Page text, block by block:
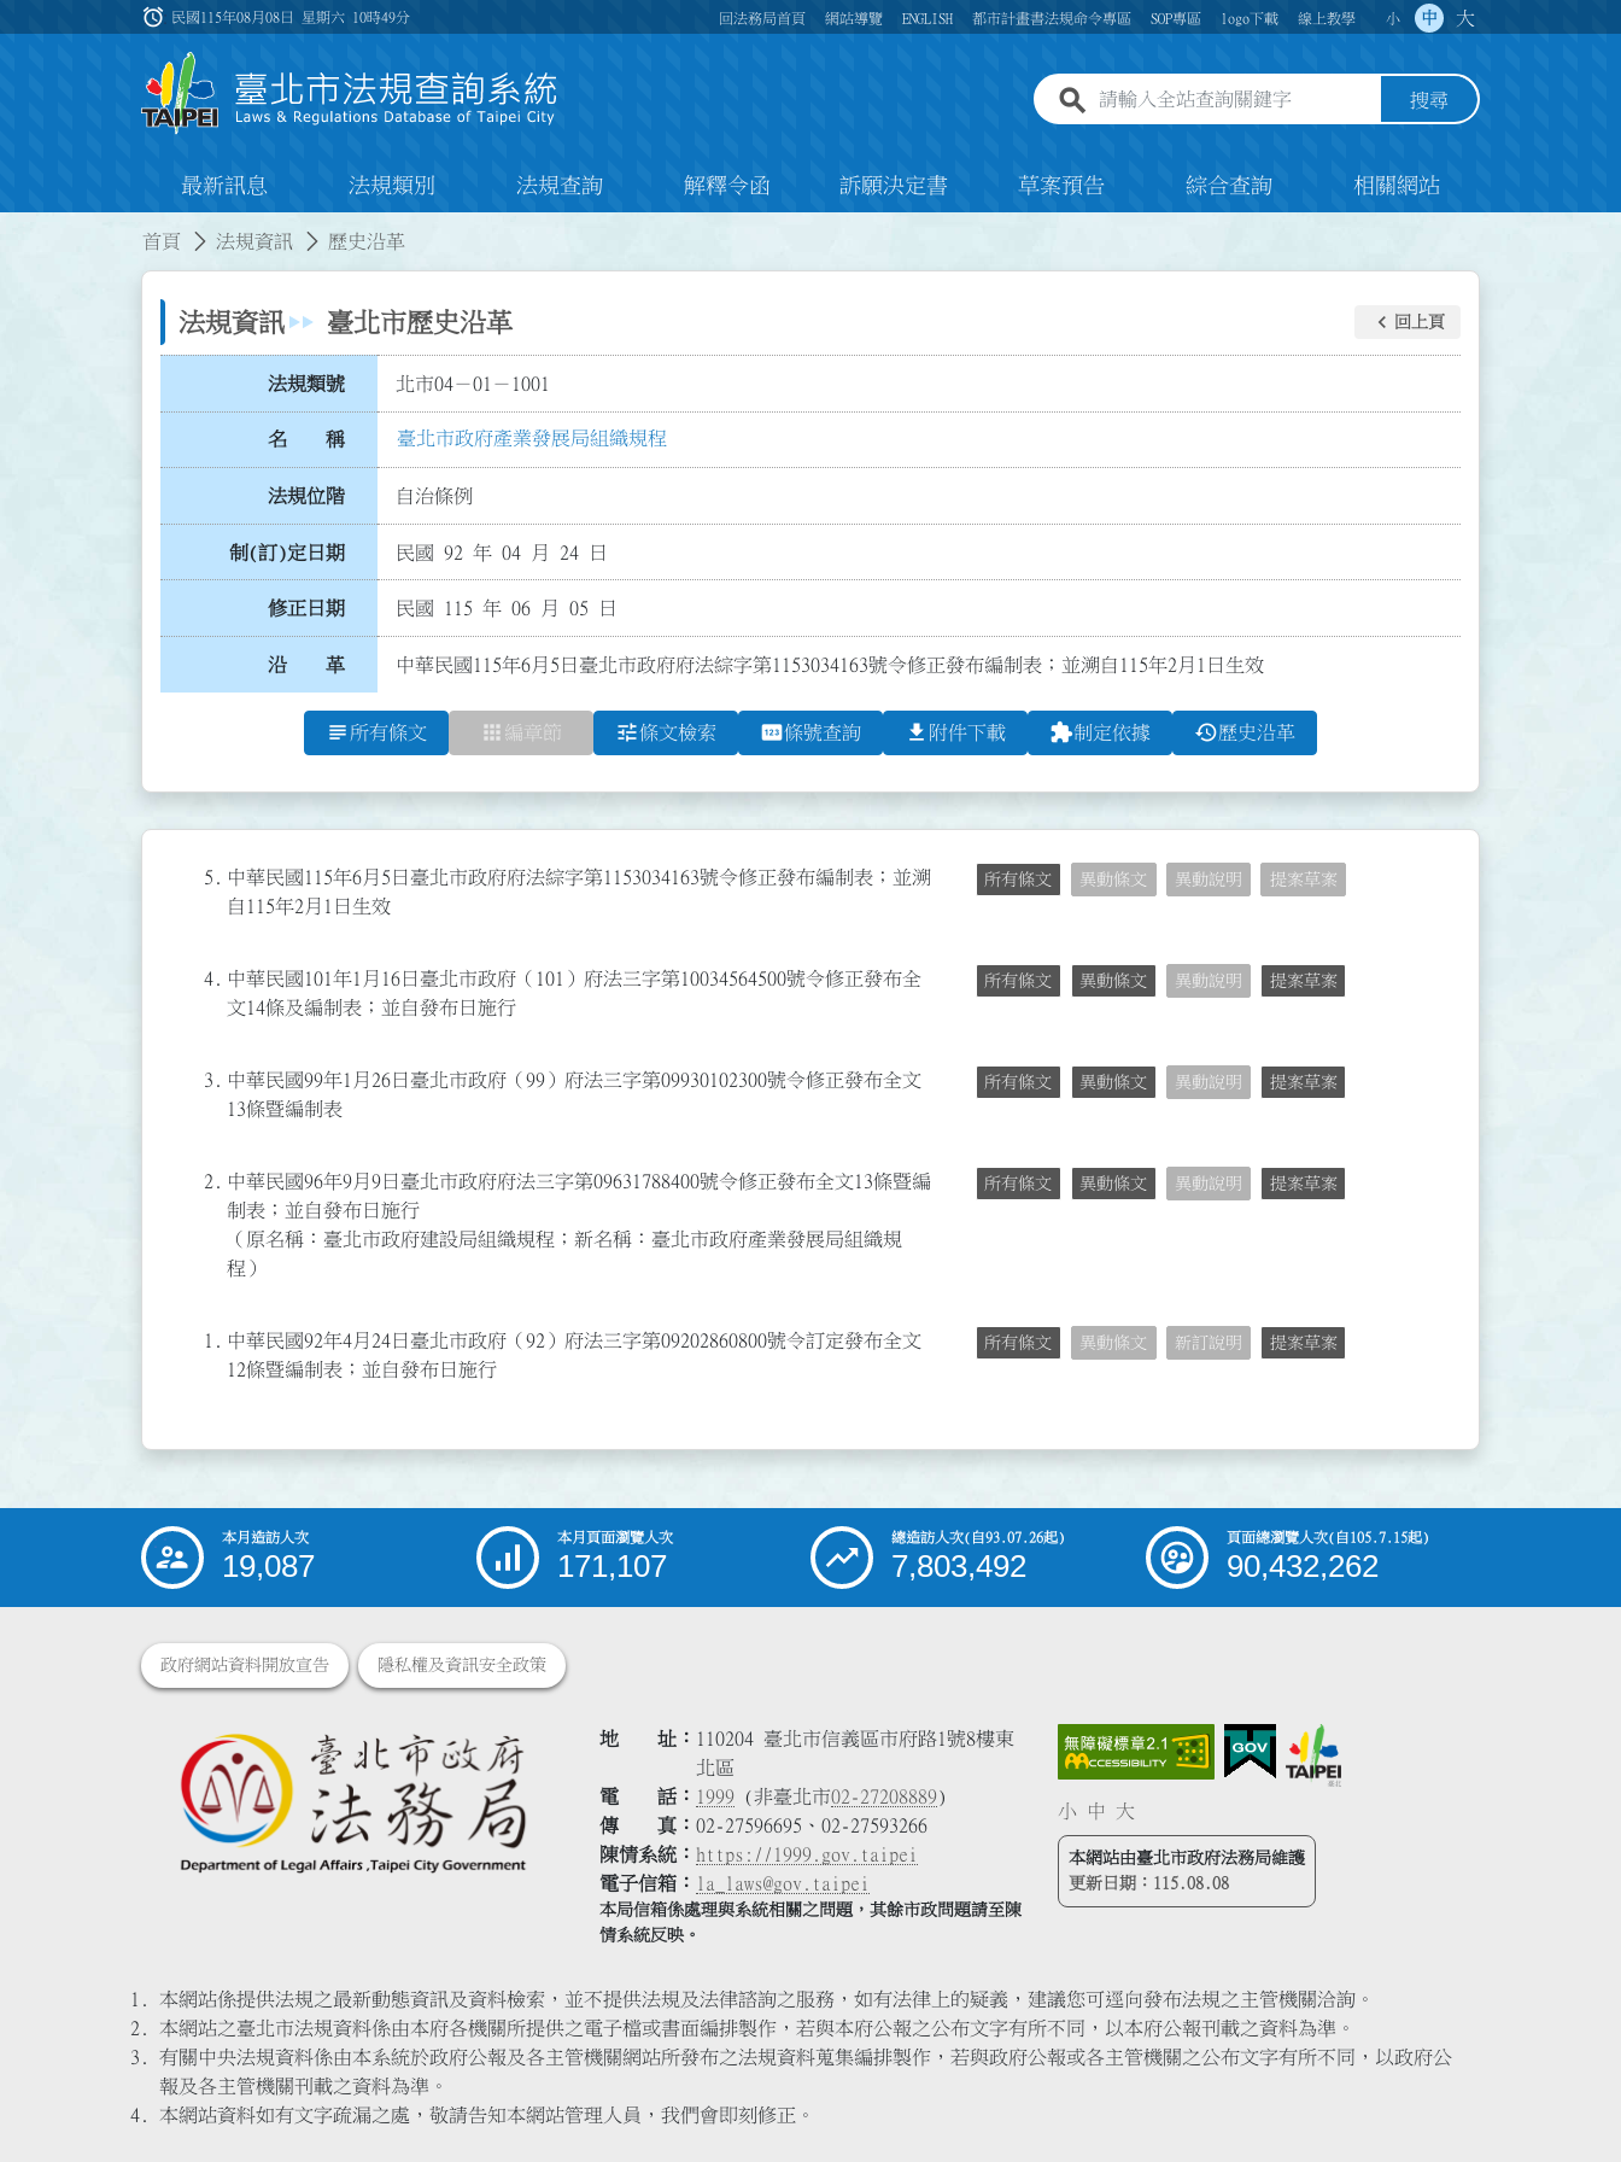
:::
alarm 民國115年08月08日 星期六 10時49分 回法務局首頁 網站導覽 ENGLISH 都市計畫書法規命令專區 SOP專區 logo下載 線上教學 小 中 大
全站查詢關鍵字欄位 搜尋
最新訊息 法規類別 法規查詢 解釋令函 訴願決定書 草案預告 綜合查詢 相關網站
首頁 法規資訊 歷史沿革
法規資訊 臺北市歷史沿革 keyboard_arrow_left 回上頁
法規類號 北市04－01－1001
名 稱 臺北市政府產業發展局組織規程
法規位階 自治條例
制(訂)定日期 民國 92 年 04 月 24 日
修正日期 民國 115 年 06 月 05 日
沿 革 中華民國115年6月5日臺北市政府府法綜字第1153034163號令修正發布編制表；並溯自115年2月1日生效
subject 所有條文 apps 編章節 tune條文檢索 pin條號查詢 file_download 附件下載 extension制定依據 history歷史沿革
5.
中華民國115年6月5日臺北市政府府法綜字第1153034163號令修正發布編制表；並溯
自115年2月1日生效
所有條文 異動條文 異動說明 提案草案
4.
中華民國101年1月16日臺北市政府（101）府法三字第10034564500號令修正發布全
文14條及編制表；並自發布日施行
所有條文 異動條文 異動說明 提案草案
3.
中華民國99年1月26日臺北市政府（99）府法三字第09930102300號令修正發布全文
13條暨編制表
所有條文 異動條文 異動說明 提案草案
2.
中華民國96年9月9日臺北市政府府法三字第09631788400號令修正發布全文13條暨編
制表；並自發布日施行
（原名稱：臺北市政府建設局組織規程；新名稱：臺北市政府產業發展局組織規
程）
所有條文 異動條文 異動說明 提案草案
1.
中華民國92年4月24日臺北市政府（92）府法三字第09202860800號令訂定發布全文
12條暨編制表；並自發布日施行
所有條文 異動條文 新訂說明 提案草案
::: 本月造訪人次
19,087
本月頁面瀏覽人次
171,107
總造訪人次(自93.07.26起)
7,803,492
頁面總瀏覽人次(自105.7.15起)
90,432,262
政府網站資料開放宣告 隱私權及資訊安全政策
地 址
110204 臺北市信義區市府路1號8樓東
北區
電 話
1999 (非臺北市02-27208889)
傳 真
02-27596695、02-27593266
陳情系統
https://1999.gov.taipei
電子信箱
la_laws@gov.taipei
本局信箱係處理與系統相關之問題，其餘市政問題請至陳
情系統反映。
小 中 大
本網站由臺北市政府法務局維護
更新日期： 115.08.08
本網站係提供法規之最新動態資訊及資料檢索，並不提供法規及法律諮詢之服務，如有法律上的疑義，建議您可逕向發布法規之主管機關洽詢。
本網站之臺北市法規資料係由本府各機關所提供之電子檔或書面編排製作，若與本府公報之公布文字有所不同，以本府公報刊載之資料為準。
有關中央法規資料係由本系統於政府公報及各主管機關網站所發布之法規資料蒐集編排製作，若與政府公報或各主管機關之公布文字有所不同，以政府公
報及各主管機關刊載之資料為準。
本網站資料如有文字疏漏之處，敬請告知本網站管理人員，我們會即刻修正。